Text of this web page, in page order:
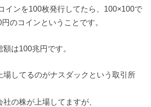
インを100枚発行してたら、100×100で
のコインということです。
は100兆円です。
場してるのがナスダックという取引所
の株が上場してますが、